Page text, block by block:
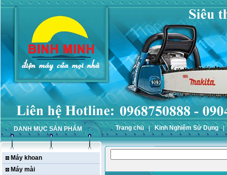
DANH MỤC SẢN PHẨM Trang chủ Kinh Nghiệm Sử Dụng
Máy khoan
Máy mài